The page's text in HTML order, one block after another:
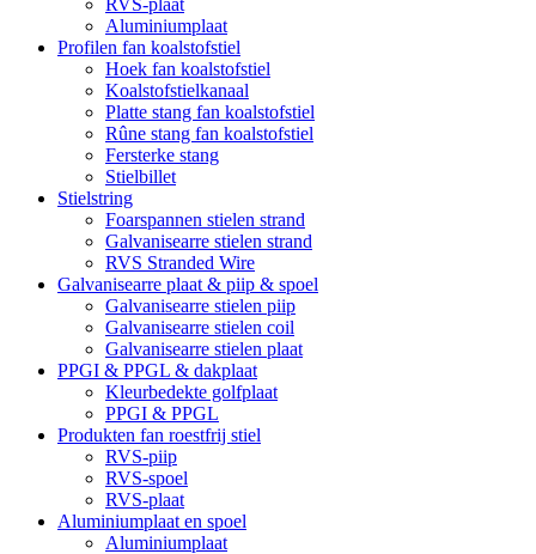
Aluminiumplaat
Profilen fan koalstofstiel
Hoek fan koalstofstiel
Koalstofstielkanaal
Platte stang fan koalstofstiel
Rûne stang fan koalstofstiel
Fersterke stang
Stielbillet
Stielstring
Foarspannen stielen strand
Galvanisearre stielen strand
RVS Stranded Wire
Galvanisearre plaat & piip & spoel
Galvanisearre stielen piip
Galvanisearre stielen coil
Galvanisearre stielen plaat
PPGI & PPGL & dakplaat
Kleurbedekte golfplaat
PPGI & PPGL
Produkten fan roestfrij stiel
RVS-piip
RVS-spoel
RVS-plaat
Aluminiumplaat en spoel
Aluminiumplaat